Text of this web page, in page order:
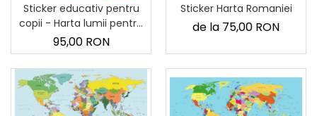
Sticker educativ pentru
copii - Harta lumii pentru
copii
95,00 RON
Sticker Harta Romaniei
de la 75,00 RON